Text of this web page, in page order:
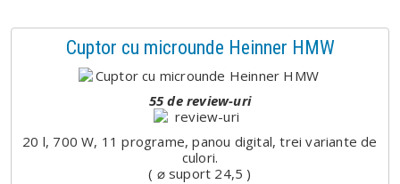
Cuptor cu microunde Heinner HMW
55 de review-uri
20 l, 700 W, 11 programe, panou digital, trei variante de
culori.
( ⌀ suport 24,5 )